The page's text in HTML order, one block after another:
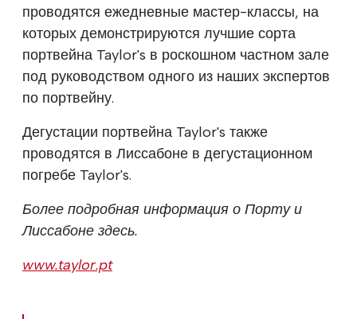
проводятся ежедневные мастер-классы, на
которых демонстрируются лучшие сорта
портвейна Taylor's в роскошном частном зале
под руководством одного из наших экспертов
по портвейну.
Дегустации портвейна Taylor's также
проводятся в Лиссабоне в дегустационном
погребе Taylor's.
Более подробная информация о Порту и
Лиссабоне здесь.
www.taylor.pt